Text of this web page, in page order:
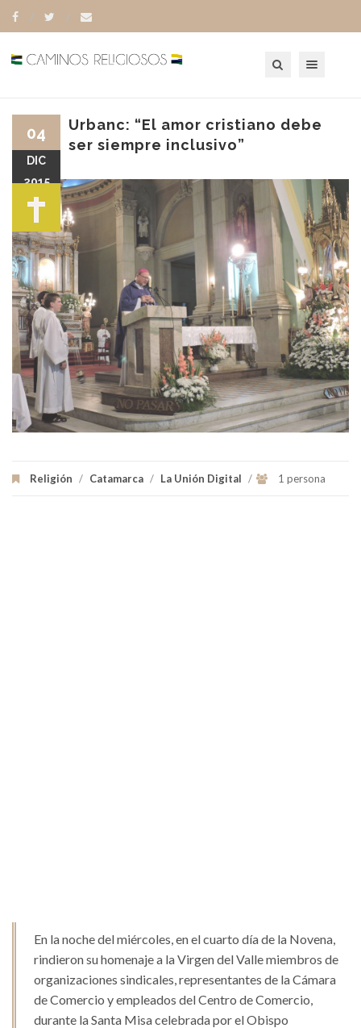
Urbanc: “El amor cristiano debe
ser siempre inclusivo”
Religión / Catamarca / La Unión Digital / 1 persona
04
DIC
2015
En la noche del miércoles, en el cuarto día de la Novena,
rindieron su homenaje a la Virgen del Valle miembros de
organizaciones sindicales, representantes de la Cámara
de Comercio y empleados del Centro de Comercio,
durante la Santa Misa celebrada por el Obispo